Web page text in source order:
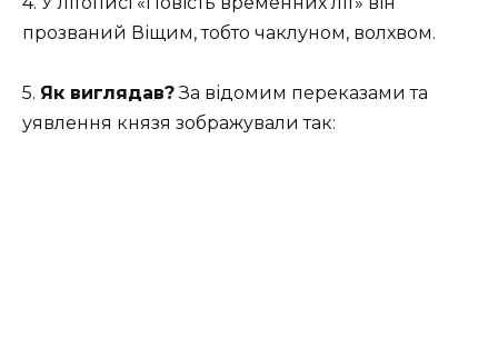
прозваний Віщим, тобто чаклуном, волхвом.
5. Як виглядав?За відомим переказами та
уявлення князя зображували так: